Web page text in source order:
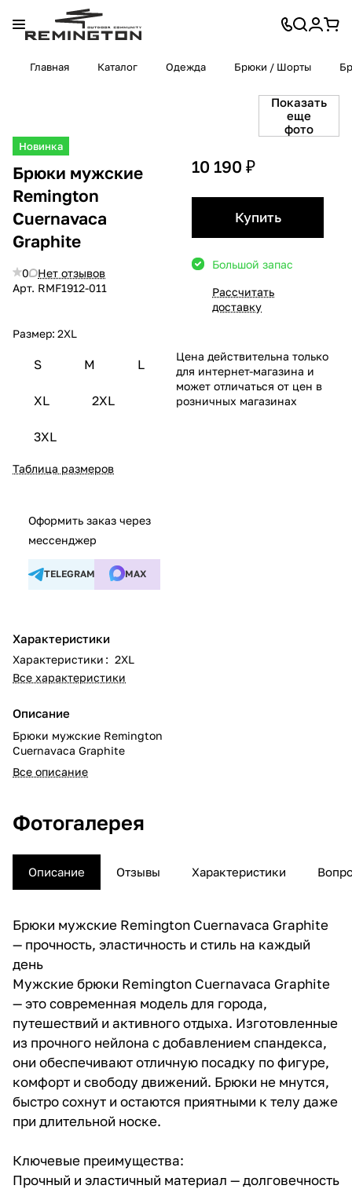
Главная Каталог Одежда Брюки / Шорты
Показать
еще
фото
Новинка
Брюки мужские
Remington
Cuernavaca
Graphite
0
Нет отзывов
Арт. RMF1912-011
Размер: 2XL
S M L
XL 2XL
3XL
Таблица размеров
Оформить заказ через
мессенджер
TELEGRAM MAX
Характеристики
Характеристики : 2XL
Все характеристики
Описание
Брюки мужские Remington
Cuernavaca Graphite
Все описание
10 190 ₽
Купить
Большой запас
Рассчитать
доставку
Цена действительна только
для интернет-магазина и
может отличаться от цен в
розничных магазинах
Фотогалерея
Описание Отзывы Характеристики
Брюки мужские Remington Cuernavaca Graphite
— прочность, эластичность и стиль на каждый
день
Мужские брюки Remington Cuernavaca Graphite
— это современная модель для города,
путешествий и активного отдыха. Изготовленные
из прочного нейлона с добавлением спандекса,
они обеспечивают отличную посадку по фигуре,
комфорт и свободу движений. Брюки не мнутся,
быстро сохнут и остаются приятными к телу даже
при длительной носке.
Ключевые преимущества:
Прочный и эластичный материал — долговечность